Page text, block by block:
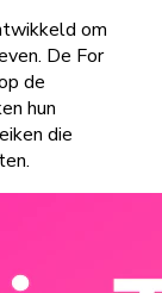
om
De For
de
hun
die